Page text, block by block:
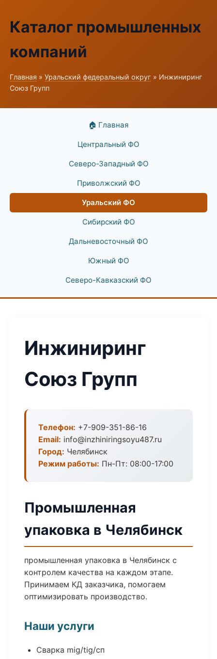
Каталог промышленных
компаний
Главная » Уральский федеральный округ » Инжиниринг
Союз Групп
🏠 Главная
Центральный ФО
Северо-Западный ФО
Приволжский ФО
Уральский ФО
Сибирский ФО
Дальневосточный ФО
Южный ФО
Северо-Кавказский ФО
Инжиниринг
Союз Групп
Телефон: +7-909-351-86-16
Email: info@inzhiniringsoyu487.ru
Город: Челябинск
Режим работы: Пн-Пт: 08:00-17:00
Промышленная
упаковка в Челябинск
промышленная упаковка в Челябинск с
контролем качества на каждом этапе.
Принимаем КД заказчика, помогаем
оптимизировать производство.
Наши услуги
Сварка mig/tig/сп